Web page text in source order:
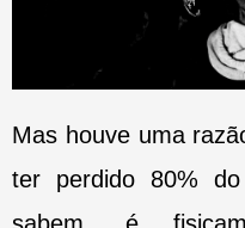
Mas houve uma
ter perdido 80%
sabem, é